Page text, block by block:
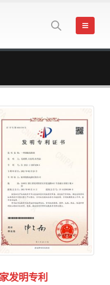
发明专利